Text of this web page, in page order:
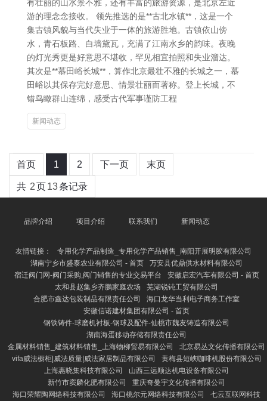
有壮丽的山水景不雅，还有丰富的旅游资源，是北京左近
游的理念念接收。 领先推选的是**古北水镇**，这是一个
集古镇风貌与当代失业于一体的旅游胜地。古镇依山傍
水，青石板路、白墙黛瓦，充满了江南水乡的韵味。夜晚
的灯光秀更是好意思不堪收，罕见相宜拍照和失业溜达。
其次是**慕田峪长城**，算作北京最壮不雅的长城之一，慕
田峪以其保存完好意思、情景壮丽而著称。登上长城，不
错鸟瞰群山连绵，感受古代军事谨防工程
新闻动态
首页 1 2 下一页 末页
共 2页13条记录
品牌介绍 项目介绍 联系我们 新闻动态
友情链接：
专用化学产品制造_专用化学产品销售_南阳开展明胶有限公司
湖南宁乡市盛泰农业有限公司 - 首页
万安县优鼎供水材料有限公司
宿迁阀门网-阀门采购,阀门销售的专业交易平台
安徽启宏汽车有限公司 - 首页
太和县赵集乡齐鹏家庭农场
芜湖锐钝工贸有限公司
合肥市鑫达包装制品有限责任公司
海口龙华当利电子商务工作室
安徽信诺建材集团有限公司 - 首页
钢铁铸件-球磨机衬板-钢球及配件-仙桃市魏友铸造有限公司
湖南海蛋移动存储有限责任公司
金属材料销售_建筑材料销售_上海物柳贸易有限公司
北京易丛文化传播有限公司
vifa威法橱柜|威法质量|威法家居制品有限公司
黄梅县短峡咖啡机股份有限公司
上海惠晓集科技有限公司
山西三远顺达机电设备有限公司
新竹市窦麟化肥有限公司
重庆奇曼宇文化传播有限公司
海口荣耀陶网络科技有限公司
海口桃尔元网络科技有限公司 七云互联网科技